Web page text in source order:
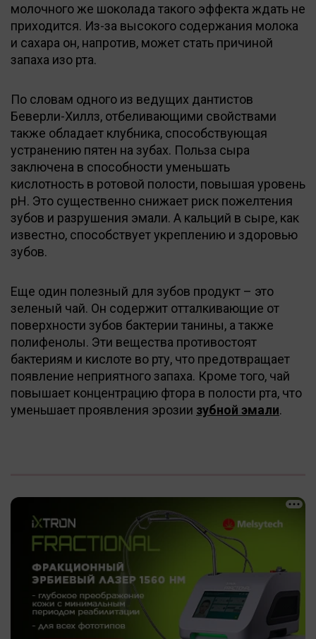
молочного же шоколада такого эффекта ждать не
приходится. Из-за высокого содержания молока
и сахара он, напротив, может стать причиной
запаха изо рта.
По словам одного из ведущих дантистов
Беверли-Хиллз, отбеливающими свойствами
также обладает клубника, способствующая
устранению пятен на зубах. Польза сыра
заключена в способности уменьшать
кислотность в ротовой полости, повышая уровень
рН. Это существенно снижает риск пожелтения
зубов и разрушения эмали. А кальций в сыре, как
известно, способствует укреплению и здоровью
зубов.
Еще один полезный для зубов продукт – это
зеленый чай. Он содержит отталкивающие от
поверхности зубов бактерии танины, а также
полифенолы. Эти вещества противостоят
бактериям и кислоте во рту, что предотвращает
появление неприятного запаха. Кроме того, чай
повышает концентрацию фтора в полости рта, что
уменьшает проявления эрозии зубной эмали.